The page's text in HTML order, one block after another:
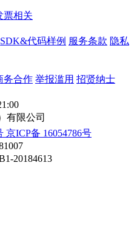
票相关
SDK&代码样例 服务条款 隐私
务合作 举报滥用 招贤纳士
有限公司
京ICP备 16054786号
20184613